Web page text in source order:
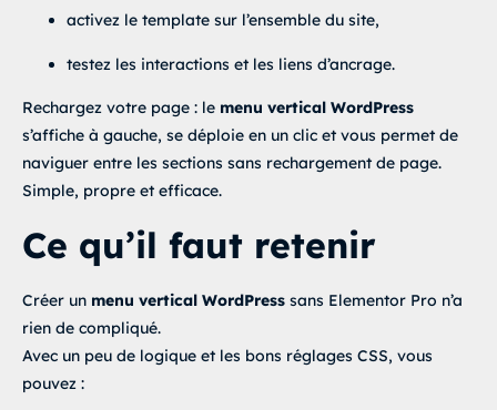
activez le template sur l’ensemble du site,
testez les interactions et les liens d’ancrage.
Rechargez votre page : le menu vertical WordPress
s’affiche à gauche, se déploie en un clic et vous permet de
naviguer entre les sections sans rechargement de page.
Simple, propre et efficace.
Ce qu’il faut retenir
Créer un menu vertical WordPress sans Elementor Pro n’a
rien de compliqué.
Avec un peu de logique et les bons réglages CSS, vous
pouvez :